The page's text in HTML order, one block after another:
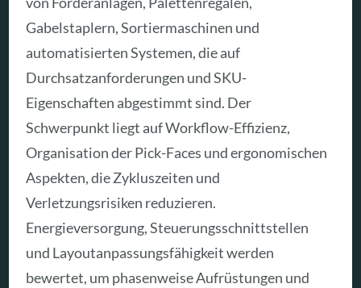
Gabelstaplern, Sortiermaschinen und
automatisierten Systemen, die auf
Durchsatzanforderungen und SKU-
Eigenschaften abgestimmt sind. Der
Schwerpunkt liegt auf Workflow-Effizienz,
Organisation der Pick-Faces und ergonomischen
Aspekten, die Zykluszeiten und
Verletzungsrisiken reduzieren.
Energieversorgung, Steuerungsschnittstellen
und Layoutanpassungsfähigkeit werden
bewertet, um phasenweise Aufrüstungen und